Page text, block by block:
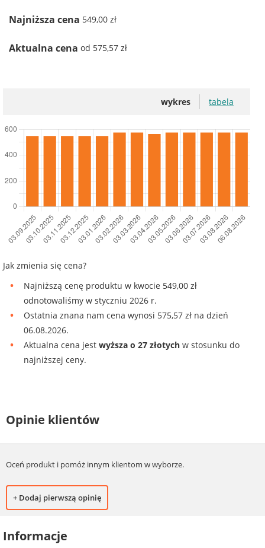
Najniższa cena 549,00 zł
Aktualna cena od 575,57 zł
wykres tabela
Jak zmienia się cena?
Najniższą cenę produktu w kwocie 549,00 zł
odnotowaliśmy w styczniu 2026 r.
Ostatnia znana nam cena wynosi 575,57 zł na dzień
06.08.2026.
Aktualna cena jest wyższa o 27 złotych w stosunku do
najniższej ceny.
Opinie klientów
Oceń produkt i pomóż innym klientom w wyborze.
+ Dodaj pierwszą opinię
Informacje